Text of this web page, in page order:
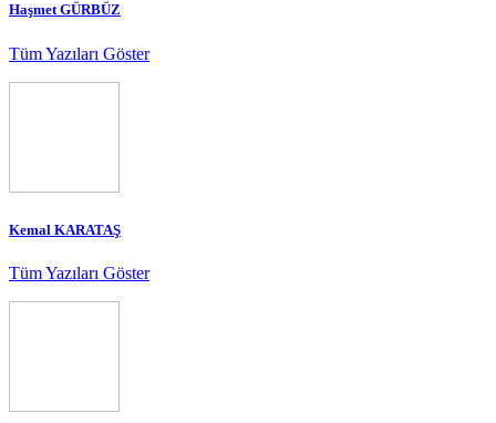
Haşmet GÜRBÜZ
Tüm Yazıları Göster
Kemal KARATAŞ
Tüm Yazıları Göster